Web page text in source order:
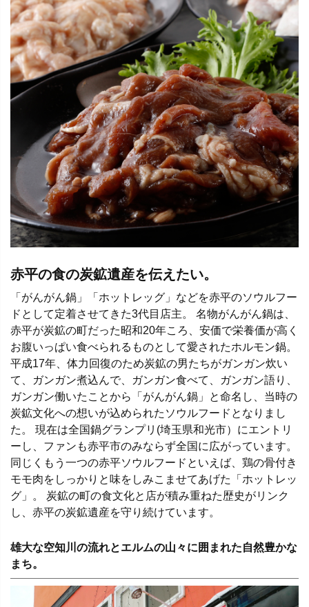
赤平の食の炭鉱遺産を伝えたい。
「がんがん鍋」「ホットレッグ」などを赤平のソウルフー
ドとして定着させてきた3代目店主。 名物がんがん鍋は、
赤平が炭鉱の町だった昭和20年ころ、安価で栄養価が高く
お腹いっぱい食べられるものとして愛されたホルモン鍋。
平成17年、体力回復のため炭鉱の男たちがガンガン炊い
て、ガンガン煮込んで、ガンガン食べて、ガンガン語り、
ガンガン働いたことから「がんがん鍋」と命名し、当時の
炭鉱文化への想いが込められたソウルフードとなりまし
た。 現在は全国鍋グランプリ(埼玉県和光市）にエントリ
ーし、ファンも赤平市のみならず全国に広がっています。
同じくもう一つの赤平ソウルフードといえば、鶏の骨付き
モモ肉をしっかりと味をしみこませてあげた「ホットレッ
グ」。 炭鉱の町の食文化と店が積み重ねた歴史がリンク
し、赤平の炭鉱遺産を守り続けています。
雄大な空知川の流れとエルムの山々に囲まれた自然豊かな
まち。